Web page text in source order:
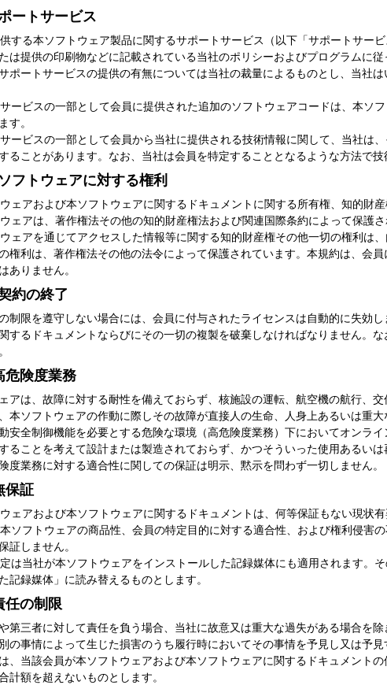
ートサービス
する本ソフトウェア製品に関するサポートサービス（以下「サポートサー
は提供の印刷物などに記載されている当社のポリシーおよびプログラムに
ポートサービスの提供の有無については当社の裁量によるものとし、当社
ービスの一部として会員に提供された追加のソフトウェアコードは、本ソ
す。
ービスの一部として会員から当社に提供される技術情報に関して、当社は
ることがあります。なお、当社は会員を特定することとなるような方法で技
フトウェアに対する権利
ェアおよび本ソフトウェアに関するドキュメントに関する所有権、知的財
ェアは、著作権法その他の知的財産権法および関連国際条約によって保護さ
ェアを通じてアクセスした情報等に関する知的財産権その他一切の権利は
権利は、著作権法その他の法令によって保護されています。本規約は、会
ありません。
約の終了
制限を遵守しない場合には、会員に付与されたライセンスは自動的に失効
するドキュメントならびにその一切の複製を破棄しなければなりません。
危険度業務
アは、故障に対する耐性を備えておらず、核施設の運転、航空機の航行、
本ソフトウェアの作動に際しその故障が直接人の生命、人身上あるいは重
安全制御機能を必要とする危険な環境（高危険度業務）下においてオンラ
ることを考えて設計または製造されておらず、かつそういった使用あるい
度業務に対する適合性に関しての保証は明示、黙示を問わず一切しません。
保証
ェアおよび本ソフトウェアに関するドキュメントは、何等保証もない現状有
ソフトウェアの商品性、会員の特定目的に対する適合性、および権利侵害
証しません。
は当社が本ソフトウェアをインストールした記録媒体にも適用されます。
記録媒体」に読み替えるものとします。
任の制限
第三者に対して責任を負う場合、当社に故意又は重大な過失がある場合を
の事情によって生じた損害のうち履行時においてその事情を予見し又は予
、当該会員が本ソフトウェアおよび本ソフトウェアに関するドキュメント
計額を超えないものとします。